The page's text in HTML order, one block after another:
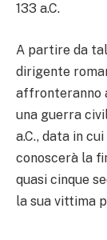
133 a.C.
A partire da
dirigente
affronteranno
una guerra
a.C., data in
conoscerà la
quasi cinque
la sua vittima